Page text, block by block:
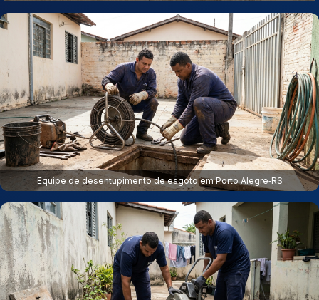
Equipe de desentupimento de esgoto em Porto Alegre‑RS